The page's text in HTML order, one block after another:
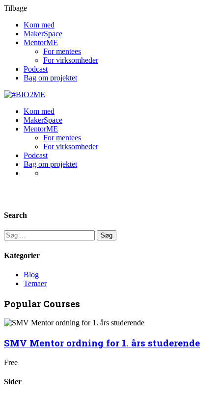
Tilbage
Kom med
MakerSpace
MentorME
For mentees
For virksomheder
Podcast
Bag om projektet
Kom med
MakerSpace
MentorME
For mentees
For virksomheder
Podcast
Bag om projektet
Search
Søg
efter:
Kategorier
Blog
Temaer
Popular Courses
SMV Mentor ordning for 1. års studerende
Free
Sider